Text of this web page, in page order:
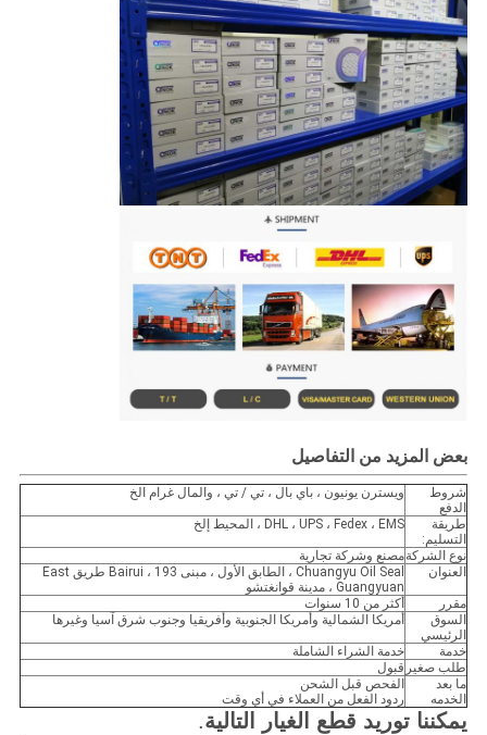
بعض المزيد من التفاصيل
شروط
الدفع
ويسترن يونيون ، باي بال ، تي / تي ، والمال غرام الخ
طريقة
التسليم:
DHL ، UPS ، Fedex ، EMS ، المحيط إلخ
نوع الشركةمصنع وشركة تجارية
العنوان
Chuangyu Oil Seal ، الطابق الأول ، مبنى Bairui ، 193 طريق East
Guangyuan ، مدينة قوانغتشو
مقرر
أكثر من 10 سنوات
السوق
الرئيسي
أمريكا الشمالية وأمريكا الجنوبية وأفريقيا وجنوب شرق آسيا وغيرها
خدمة
خدمة الشراء الشاملة
طلب صغير قبول
ما بعد
الخدمه
الفحص قبل الشحن
ردود الفعل من العملاء في أي وقت
يمكننا توريد قطع الغيار التالية.